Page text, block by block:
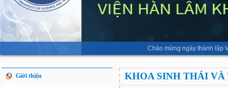
Chào mừng ngày thành lập
Giới thiệu KHOA SINH THÁI